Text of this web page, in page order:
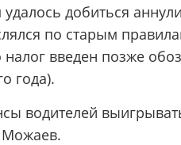
добиться
по старым
введен позже
года).
водителей
Можаев.